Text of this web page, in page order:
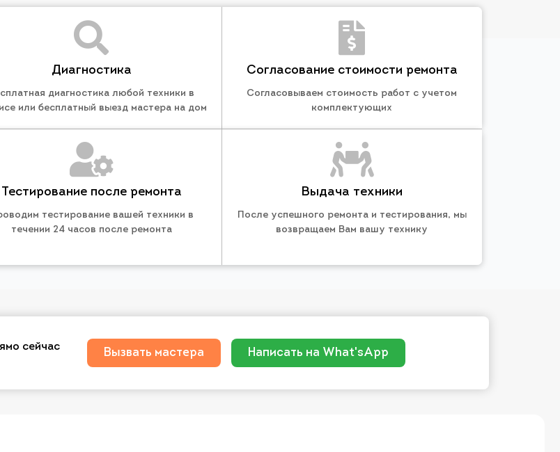
Диагностика
диагностика любой техники в
или бесплатный выезд мастера на дом
Согласование стоимости ремонта
Согласовываем стоимость работ с учетом
комплектующих
Тестирование после ремонта
тестирование вашей техники в
течении 24 часов после ремонта
Выдача техники
После успешного ремонта и тестирования, мы
возвращаем Вам вашу технику
сейчас
Вызвать мастера Написать на What'sApp